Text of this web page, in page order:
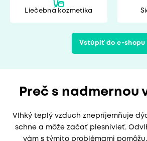
schne a môže začať plesnivieť.
vám s týmito problémami
vzduch aj čistiť. Akú máte v